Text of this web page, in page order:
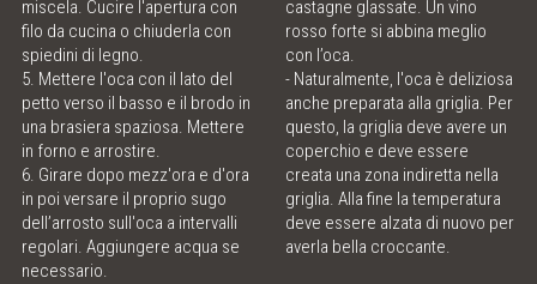
miscela. Cucire l'apertura con
filo da cucina o chiuderla con
spiedini di legno.
5. Mettere l'oca con il lato del
petto verso il basso e il brodo in
una brasiera spaziosa. Mettere
in forno e arrostire.
6. Girare dopo mezz'ora e d'ora
in poi versare il proprio sugo
dell’arrosto sull'oca a intervalli
regolari. Aggiungere acqua se
necessario.
castagne glassate. Un vino
rosso forte si abbina meglio
con l’oca.
- Naturalmente, l'oca è deliziosa
anche preparata alla griglia. Per
questo, la griglia deve avere un
coperchio e deve essere
creata una zona indiretta nella
griglia. Alla fine la temperatura
deve essere alzata di nuovo per
averla bella croccante.